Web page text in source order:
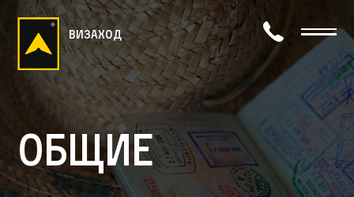
визаход
Общие